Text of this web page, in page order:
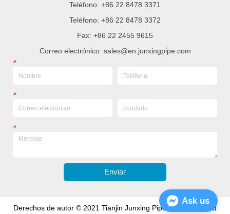
Teléfono: +86 22 8478 3371
Teléfono: +86 22 8478 3372
Fax: +86 22 2455 9615
Correo electrónico: sales@en.junxingpipe.com
*
*
*
Enviar
Derechos de autor © 2021 Tianjin Junxing Pipe Group Co., Ltd
Ask us